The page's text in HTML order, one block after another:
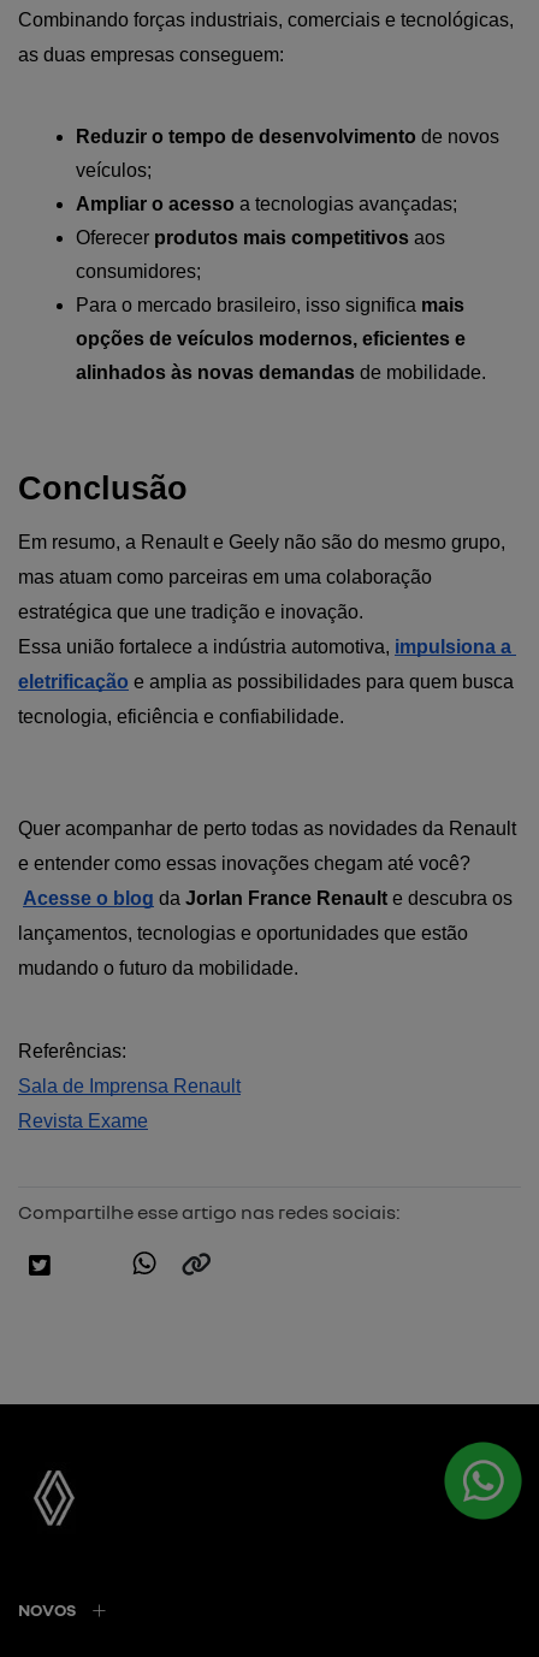
Combinando forças industriais, comerciais e tecnológicas,
as duas empresas conseguem:
Reduzir o tempo de desenvolvimento de novos
veículos;
Ampliar o acesso a tecnologias avançadas;
Oferecer produtos mais competitivos aos
consumidores;
Para o mercado brasileiro, isso significa mais
opções de veículos modernos, eficientes e
alinhados às novas demandas de mobilidade.
Conclusão
Em resumo, a Renault e Geely não são do mesmo grupo,
mas atuam como parceiras em uma colaboração
estratégica que une tradição e inovação.
Essa união fortalece a indústria automotiva, impulsiona a
eletrificação e amplia as possibilidades para quem busca
tecnologia, eficiência e confiabilidade.
Quer acompanhar de perto todas as novidades da Renault
e entender como essas inovações chegam até você?
Acesse o blog da Jorlan France Renault e descubra os
lançamentos, tecnologias e oportunidades que estão
mudando o futuro da mobilidade.
Referências:
Sala de Imprensa Renault
Revista Exame
Compartilhe esse artigo nas redes sociais:
NOVOS